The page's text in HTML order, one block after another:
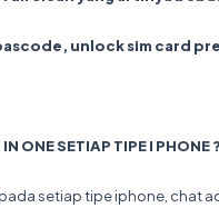
unlock sim card
ONE SETIAP TIPE I PHONE ?
setiap tipe iphone, chat